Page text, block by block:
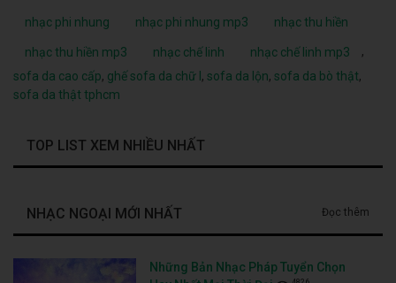
nhạc phi nhung nhạc phi nhung mp3 nhạc thu hiền
nhạc thu hiền mp3 nhạc chế linh nhạc chế linh mp3
,
sofa da cao cấp, ghế sofa da chữ l , sofa da lộn, sofa da bò thật,
sofa da thật tphcm
TOP LIST XEM NHIỀU NHẤT
NHẠC NGOẠI MỚI NHẤT Đọc thêm
Những Bản Nhạc Pháp Tuyển Chọn